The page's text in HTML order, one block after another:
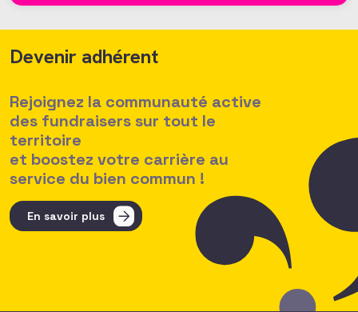
Devenir adhérent
Rejoignez la communauté active
des fundraisers sur tout le
territoire
et boostez votre carrière au
service du bien commun !
En savoir plus